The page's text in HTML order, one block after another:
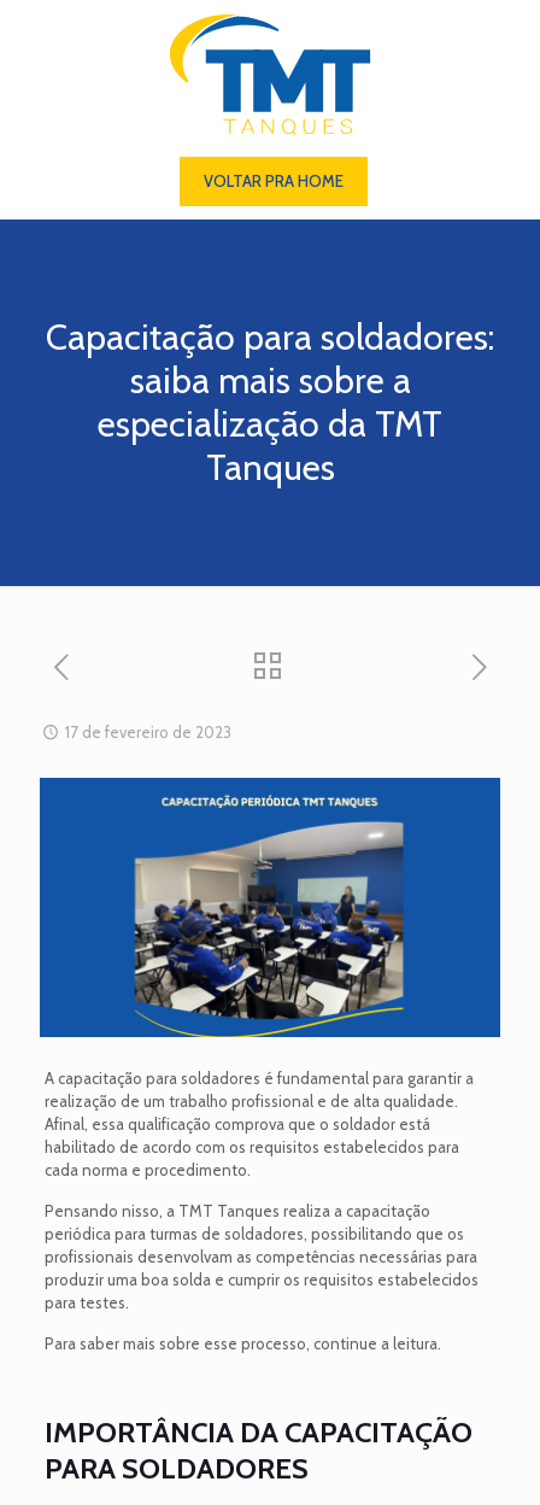
VOLTAR PRA HOME
Capacitação para soldadores:
saiba mais sobre a
especialização da TMT
Tanques
17 de fevereiro de 2023
A capacitação para soldadores é fundamental para garantir a
realização de um trabalho profissional e de alta qualidade.
Afinal, essa qualificação comprova que o soldador está
habilitado de acordo com os requisitos estabelecidos para
cada norma e procedimento.
Pensando nisso, a TMT Tanques realiza a capacitação
periódica para turmas de soldadores, possibilitando que os
profissionais desenvolvam as competências necessárias para
produzir uma boa solda e cumprir os requisitos estabelecidos
para testes.
Para saber mais sobre esse processo, continue a leitura.
IMPORTÂNCIA DA CAPACITAÇÃO
PARA SOLDADORES